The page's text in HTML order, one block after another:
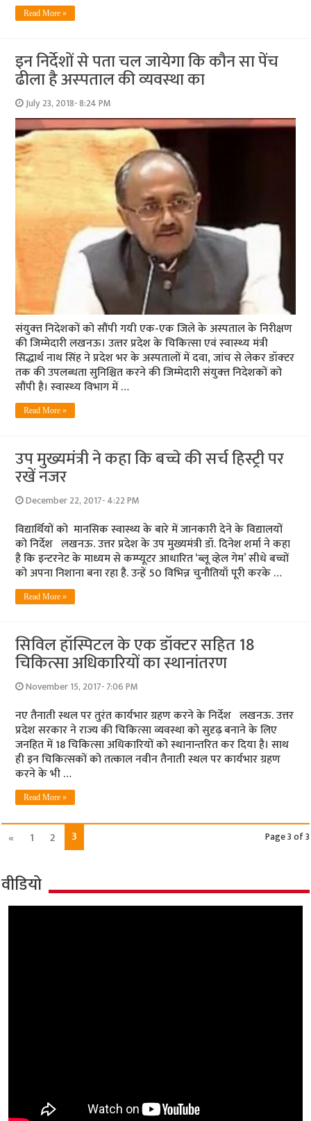
Read More »
इन निर्देशों से पता चल जायेगा कि कौन सा पेंच
ढीला है अस्‍पताल की व्‍यवस्‍था का
July 23, 2018- 8:24 PM
संयुक्‍त निदेशकों को सौंपी गयी एक-एक जिले के अस्‍पताल के निरीक्षण
की जिम्‍मेदारी लखनऊ। उत्‍तर प्रदेश के चिकित्‍सा एवं स्‍वास्‍थ्‍य मंत्री
सिद्धार्थ नाथ सिंह ने प्रदेश भर के अस्‍पतालों में दवा, जांच से लेकर डॉक्‍टर
तक की उपलब्‍धता सुनिश्चित करने की जिम्‍मेदारी संयुक्‍त निदेशकों को
सौंपी है। स्‍वास्‍थ्‍य विभाग में …
Read More »
उप मुख्यमंत्री ने कहा कि बच्चे की सर्च हिस्ट्री पर
रखें नजर
December 22, 2017- 4:22 PM
विद्यार्थियों को मानसिक स्वास्थ्य के बारे में जानकारी देने के विद्यालयों
को निर्देश लखनऊ. उत्तर प्रदेश के उप मुख्यमंत्री डॉ. दिनेश शर्मा ने कहा
है कि इन्टरनेट के माध्यम से कम्प्यूटर आधारित ‘ब्लू व्हेल गेम’ सीधे बच्चों
को अपना निशाना बना रहा है. उन्हें 50 विभिन्न चुनौतियाँ पूरी करके …
Read More »
सिविल हॉस्पिटल के एक डॉक्टर सहित 18
चिकित्सा अधिकारियों का स्थानांतरण
November 15, 2017- 7:06 PM
नए तैनाती स्थल पर तुरंत कार्यभार ग्रहण करने के निर्देश लखनऊ. उत्तर
प्रदेश सरकार ने राज्य की चिकित्सा व्यवस्था को सुदृढ़ बनाने के लिए
जनहित में 18 चिकित्सा अधिकारियों को स्थानान्तरित कर दिया है। साथ
ही इन चिकित्सकों को तत्काल नवीन तैनाती स्थल पर कार्यभार ग्रहण
करने के भी …
Read More »
Page 3 of 3
« 1 2 3
वीडियो